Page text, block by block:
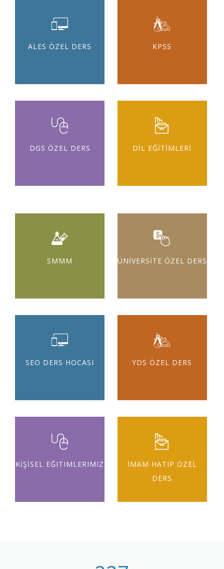
ALES ÖZEL DERS KPSS
DGS ÖZEL DERS DİL EĞİTİMLERİ
SMMM ÜNİVERSİTE ÖZEL DERS
SEO DERS HOCASI YDS ÖZEL DERS
KİŞİSEL EĞITIMLERIMIZ
İMAM HATIP ÖZEL
DERS